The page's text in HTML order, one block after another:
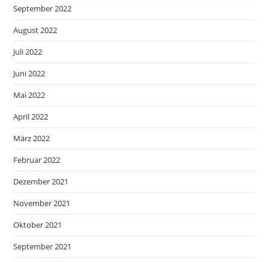
September 2022
August 2022
Juli 2022
Juni 2022
Mai 2022
April 2022
März 2022
Februar 2022
Dezember 2021
November 2021
Oktober 2021
September 2021